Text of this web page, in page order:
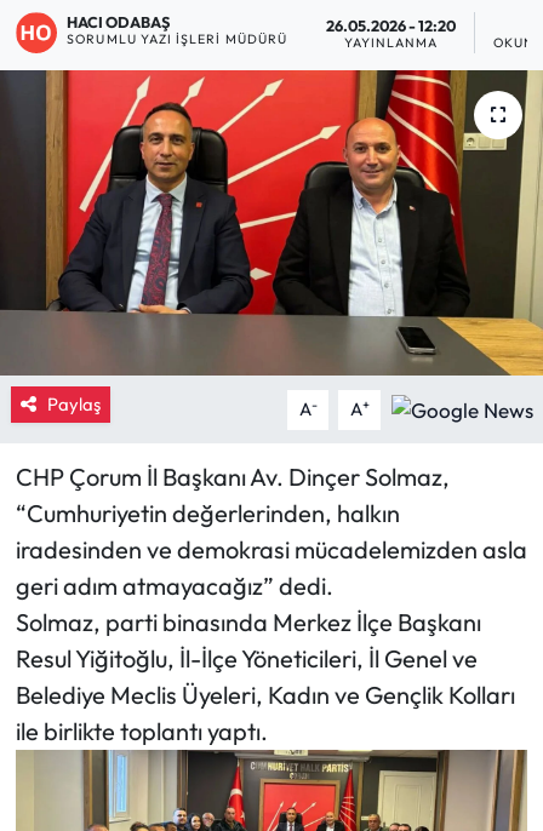
HACI ODABAŞ
SORUMLU YAZI İŞLERI MÜDÜRÜ
26.05.2026 - 12:20
YAYINLANMA
Paylaş A- A+
CHP Çorum İl Başkanı Av. Dinçer Solmaz,
“Cumhuriyetin değerlerinden, halkın
iradesinden ve demokrasi mücadelemizden asla
geri adım atmayacağız” dedi.
Solmaz, parti binasında Merkez İlçe Başkanı
Resul Yiğitoğlu, İl-İlçe Yöneticileri, İl Genel ve
Belediye Meclis Üyeleri, Kadın ve Gençlik Kolları
ile birlikte toplantı yaptı.
Dodurga Haberleri
Eğitim
Ekonomi
Güncel
İskilip Haberleri
Kargı Haberleri
Kimdir?
Laçin Haberleri
Mecitözü Haberleri
Oğuzlar Haberleri
Ortaköy Haberleri
Osmancık Haberleri
Haber Arşivi